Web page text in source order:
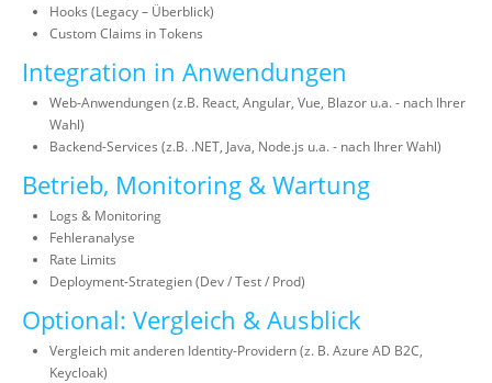
Hooks (Legacy – Überblick)
Custom Claims in Tokens
Integration in Anwendungen
Web-Anwendungen (z.B. React, Angular, Vue, Blazor u.a. - nach Ihrer
Wahl)
Backend-Services (z.B. .NET, Java, Node.js u.a. - nach Ihrer Wahl)
Betrieb, Monitoring & Wartung
Logs & Monitoring
Fehleranalyse
Rate Limits
Deployment-Strategien (Dev / Test / Prod)
Optional: Vergleich & Ausblick
Vergleich mit anderen Identity-Providern (z. B. Azure AD B2C,
Keycloak)